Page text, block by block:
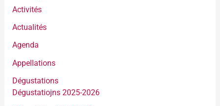
Activités
Actualités
Agenda
Appellations
Dégustations
Dégustatiojns 2025-2026